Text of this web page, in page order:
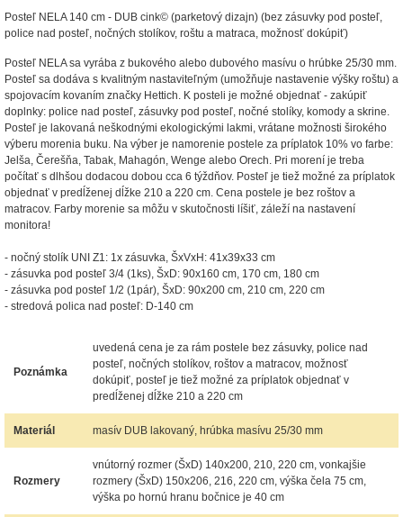
Posteľ NELA 140 cm - DUB cink© (parketový dizajn) (bez zásuvky pod posteľ,
police nad posteľ, nočných stolíkov, roštu a matraca, možnosť dokúpiť)
Posteľ NELA sa vyrába z bukového alebo dubového masívu o hrúbke 25/30 mm.
Posteľ sa dodáva s kvalitným nastaviteľným (umožňuje nastavenie výšky roštu) a
spojovacím kovaním značky Hettich. K posteli je možné objednať - zakúpiť
doplnky: police nad posteľ, zásuvky pod posteľ, nočné stolíky, komody a skrine.
Posteľ je lakovaná neškodnými ekologickými lakmi, vrátane možnosti širokého
výberu morenia buku. Na výber je namorenie postele za príplatok 10% vo farbe:
Jelša, Čerešňa, Tabak, Mahagón, Wenge alebo Orech. Pri morení je treba
počítať s dlhšou dodacou dobou cca 6 týždňov. Posteľ je tiež možné za príplatok
objednať v predĺženej dĺžke 210 a 220 cm. Cena postele je bez roštov a
matracov. Farby morenie sa môžu v skutočnosti líšiť, záleží na nastavení
monitora!
- nočný stolík UNI Z1: 1x zásuvka, ŠxVxH: 41x39x33 cm
- zásuvka pod posteľ 3/4 (1ks), ŠxD: 90x160 cm, 170 cm, 180 cm
- zásuvka pod posteľ 1/2 (1pár), ŠxD: 90x200 cm, 210 cm, 220 cm
- stredová polica nad posteľ: D-140 cm
Poznámka
uvedená cena je za rám postele bez zásuvky, police nad
posteľ, nočných stolíkov, roštov a matracov, možnosť
dokúpiť, posteľ je tiež možné za príplatok objednať v
predĺženej dĺžke 210 a 220 cm
Materiál masív DUB lakovaný, hrúbka masívu 25/30 mm
Rozmery
vnútorný rozmer (ŠxD) 140x200, 210, 220 cm, vonkajšie
rozmery (ŠxD) 150x206, 216, 220 cm, výška čela 75 cm,
výška po hornú hranu bočnice je 40 cm